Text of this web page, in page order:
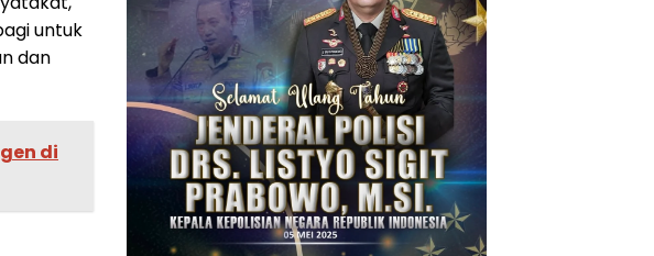
untuk
dan
di